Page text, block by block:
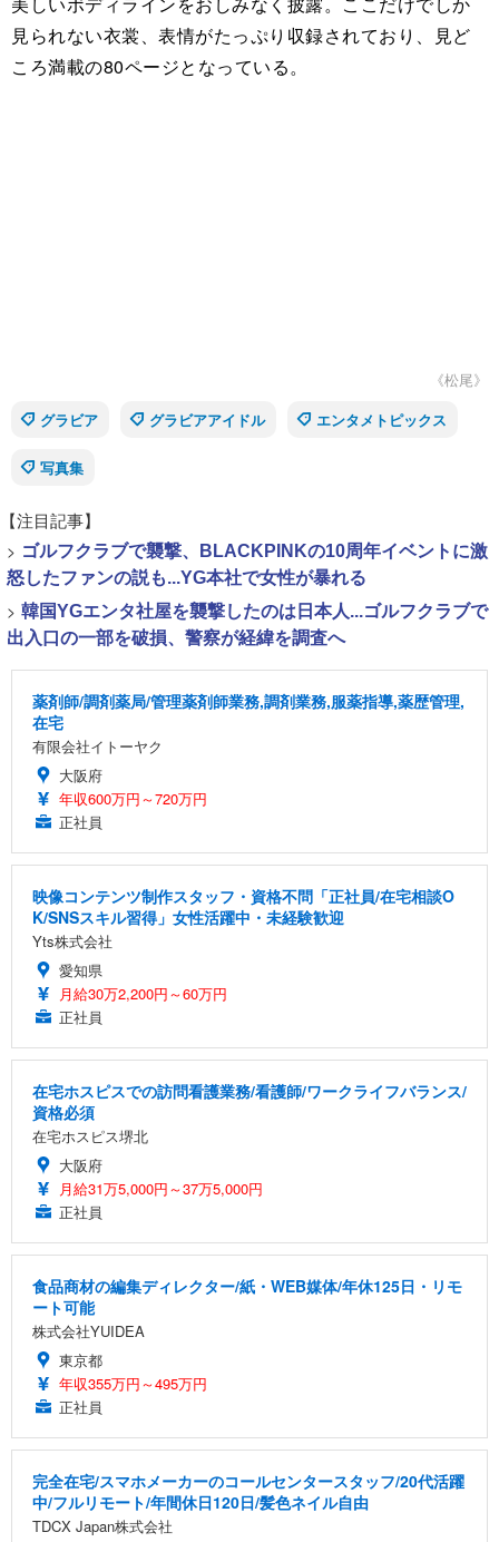
見られない衣裳、表情がたっぷり収録されており、見ど
ころ満載の80ページとなっている。
《松尾》
グラビア
グラビアアイドル エンタメトピックス
写真集
【注目記事】
> ゴルフクラブで襲撃、BLACKPINKの10周年イベントに激
怒したファンの説も...YG本社で女性が暴れる
> 韓国YGエンタ社屋を襲撃したのは日本人...ゴルフクラブで
出入口の一部を破損、警察が経緯を調査へ
薬剤師/調剤薬局/管理薬剤師業務,調剤業務,服薬指導,薬歴管理,
在宅
有限会社イトーヤク
大阪府
年収600万円～720万円
正社員
映像コンテンツ制作スタッフ・資格不問「正社員/在宅相談O
K/SNSスキル習得」女性活躍中・未経験歓迎
Yts株式会社
愛知県
月給30万2,200円～60万円
正社員
在宅ホスピスでの訪問看護業務/看護師/ワークライフバランス/
資格必須
在宅ホスピス堺北
大阪府
月給31万5,000円～37万5,000円
正社員
食品商材の編集ディレクター/紙・WEB媒体/年休125日・リモ
ート可能
株式会社YUIDEA
東京都
年収355万円～495万円
正社員
完全在宅/スマホメーカーのコールセンタースタッフ/20代活躍
中/フルリモート/年間休日120日/髪色ネイル自由
TDCX Japan株式会社